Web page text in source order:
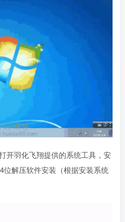
开羽化飞翔提供的系统工具，安
位解压软件安装（根据安装系统